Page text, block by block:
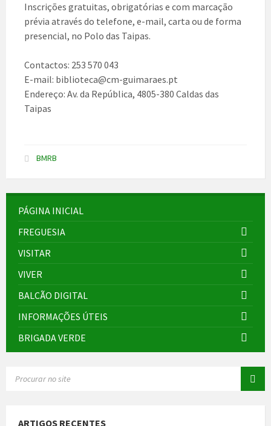
Inscrições gratuitas, obrigatórias e com marcação
prévia através do telefone, e-mail, carta ou de forma
presencial, no Polo das Taipas.
Contactos: 253 570 043
E-mail: biblioteca@cm-guimaraes.pt
Endereço: Av. da República, 4805-380 Caldas das
Taipas
BMRB
PÁGINA INICIAL
FREGUESIA
VISITAR
VIVER
BALCÃO DIGITAL
INFORMAÇÕES ÚTEIS
BRIGADA VERDE
ARTIGOS RECENTES